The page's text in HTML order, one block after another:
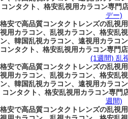
コンタクト、格安乱視用カラコン専門
デー)
格安で高品質コンタクトレンズの乱視
視用カラコン、乱視カラコン、格安乱
ン、韓国乱視カラコン、遠視用カラコ
コンタクト、格安乱視用カラコン専門
(1週間) 乱
格安で高品質コンタクトレンズの乱視
視用カラコン、乱視カラコン、格安乱
ン、韓国乱視カラコン、遠視用カラコ
コンタクト、格安乱視用カラコン専門
週間)
格安で高品質コンタクトレンズの乱視